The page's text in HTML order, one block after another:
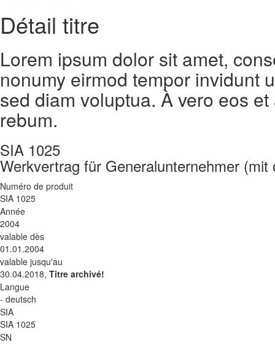
Détail titre
Lorem ipsum dolor sit amet,
nonumy eirmod tempor invidunt
sed diam voluptua. À vero eos
rebum.
SIA 1025
Werkvertrag für Generalunternehmer (mit
Numéro de produit
SIA 1025
Année
2004
valable dès
01.01.2004
valable jusqu'au
30.04.2018, Titre archivé!
Langue
- deutsch
SIA
SIA 1025
SN